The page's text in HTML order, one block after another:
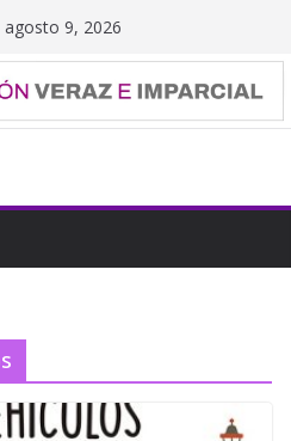
9, 2026